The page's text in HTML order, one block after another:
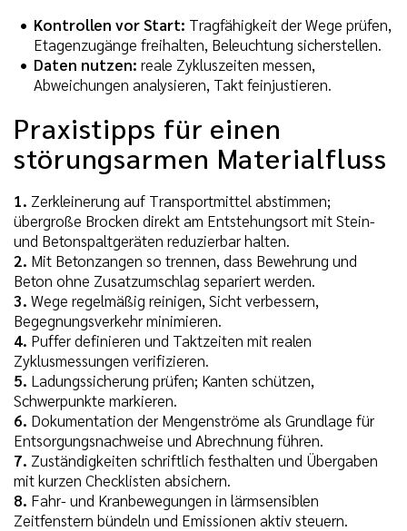
Kontrollen vor Start: Tragfähigkeit der Wege prüfen,
Etagenzugänge freihalten, Beleuchtung sicherstellen.
Daten nutzen: reale Zykluszeiten messen,
Abweichungen analysieren, Takt feinjustieren.
Praxistipps für einen
störungsarmen Materialfluss
1. Zerkleinerung auf Transportmittel abstimmen;
übergroße Brocken direkt am Entstehungsort mit Stein-
und Betonspaltgeräten reduzierbar halten.
2. Mit Betonzangen so trennen, dass Bewehrung und
Beton ohne Zusatzumschlag separiert werden.
3. Wege regelmäßig reinigen, Sicht verbessern,
Begegnungsverkehr minimieren.
4. Puffer definieren und Taktzeiten mit realen
Zyklusmessungen verifizieren.
5. Ladungssicherung prüfen; Kanten schützen,
Schwerpunkte markieren.
6. Dokumentation der Mengenströme als Grundlage für
Entsorgungsnachweise und Abrechnung führen.
7. Zuständigkeiten schriftlich festhalten und Übergaben
mit kurzen Checklisten absichern.
8. Fahr- und Kranbewegungen in lärmsensiblen
Zeitfenstern bündeln und Emissionen aktiv steuern.